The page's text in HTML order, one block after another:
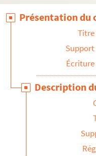
Présentation du
Titre
Support
Écriture
Description